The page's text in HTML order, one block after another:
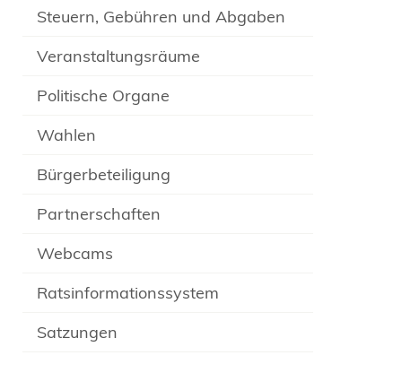
Steuern, Gebühren und Abgaben
Veranstaltungsräume
Politische Organe
Wahlen
Bürgerbeteiligung
Partnerschaften
Webcams
Ratsinformationssystem
Satzungen